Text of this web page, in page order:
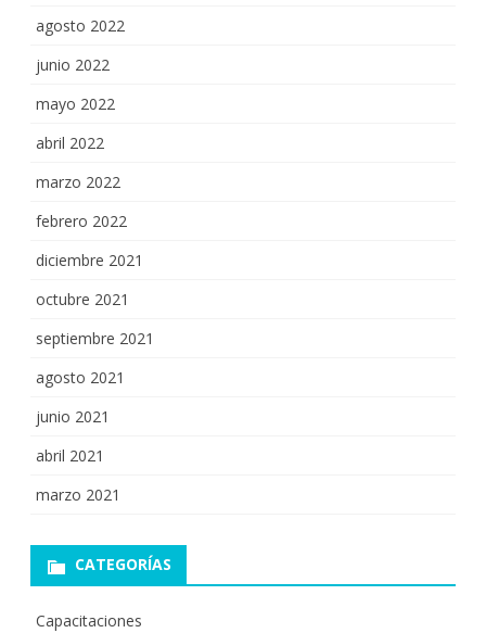
agosto 2022
junio 2022
mayo 2022
abril 2022
marzo 2022
febrero 2022
diciembre 2021
octubre 2021
septiembre 2021
agosto 2021
junio 2021
abril 2021
marzo 2021
CATEGORÍAS
Capacitaciones